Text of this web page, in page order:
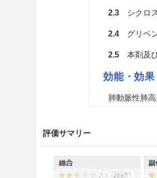
2.3シクロス
2.4グリベン
2.5本剤及び
効能・効果
肺動脈性肺
mgとする。
評価サマリー